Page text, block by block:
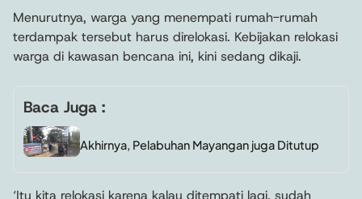
Menurutnya, warga yang menempati rumah-rumah
terdampak tersebut harus direlokasi. Kebijakan relokasi
warga di kawasan bencana ini, kini sedang dikaji.
Baca Juga :
Akhirnya, Pelabuhan Mayangan juga Ditutup